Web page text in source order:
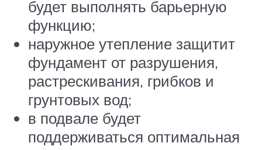
будет выполнять барьерную
функцию;
наружное утепление защитит
фундамент от разрушения,
растрескивания, грибков и
грунтовых вод;
в подвале будет
поддерживаться оптимальная